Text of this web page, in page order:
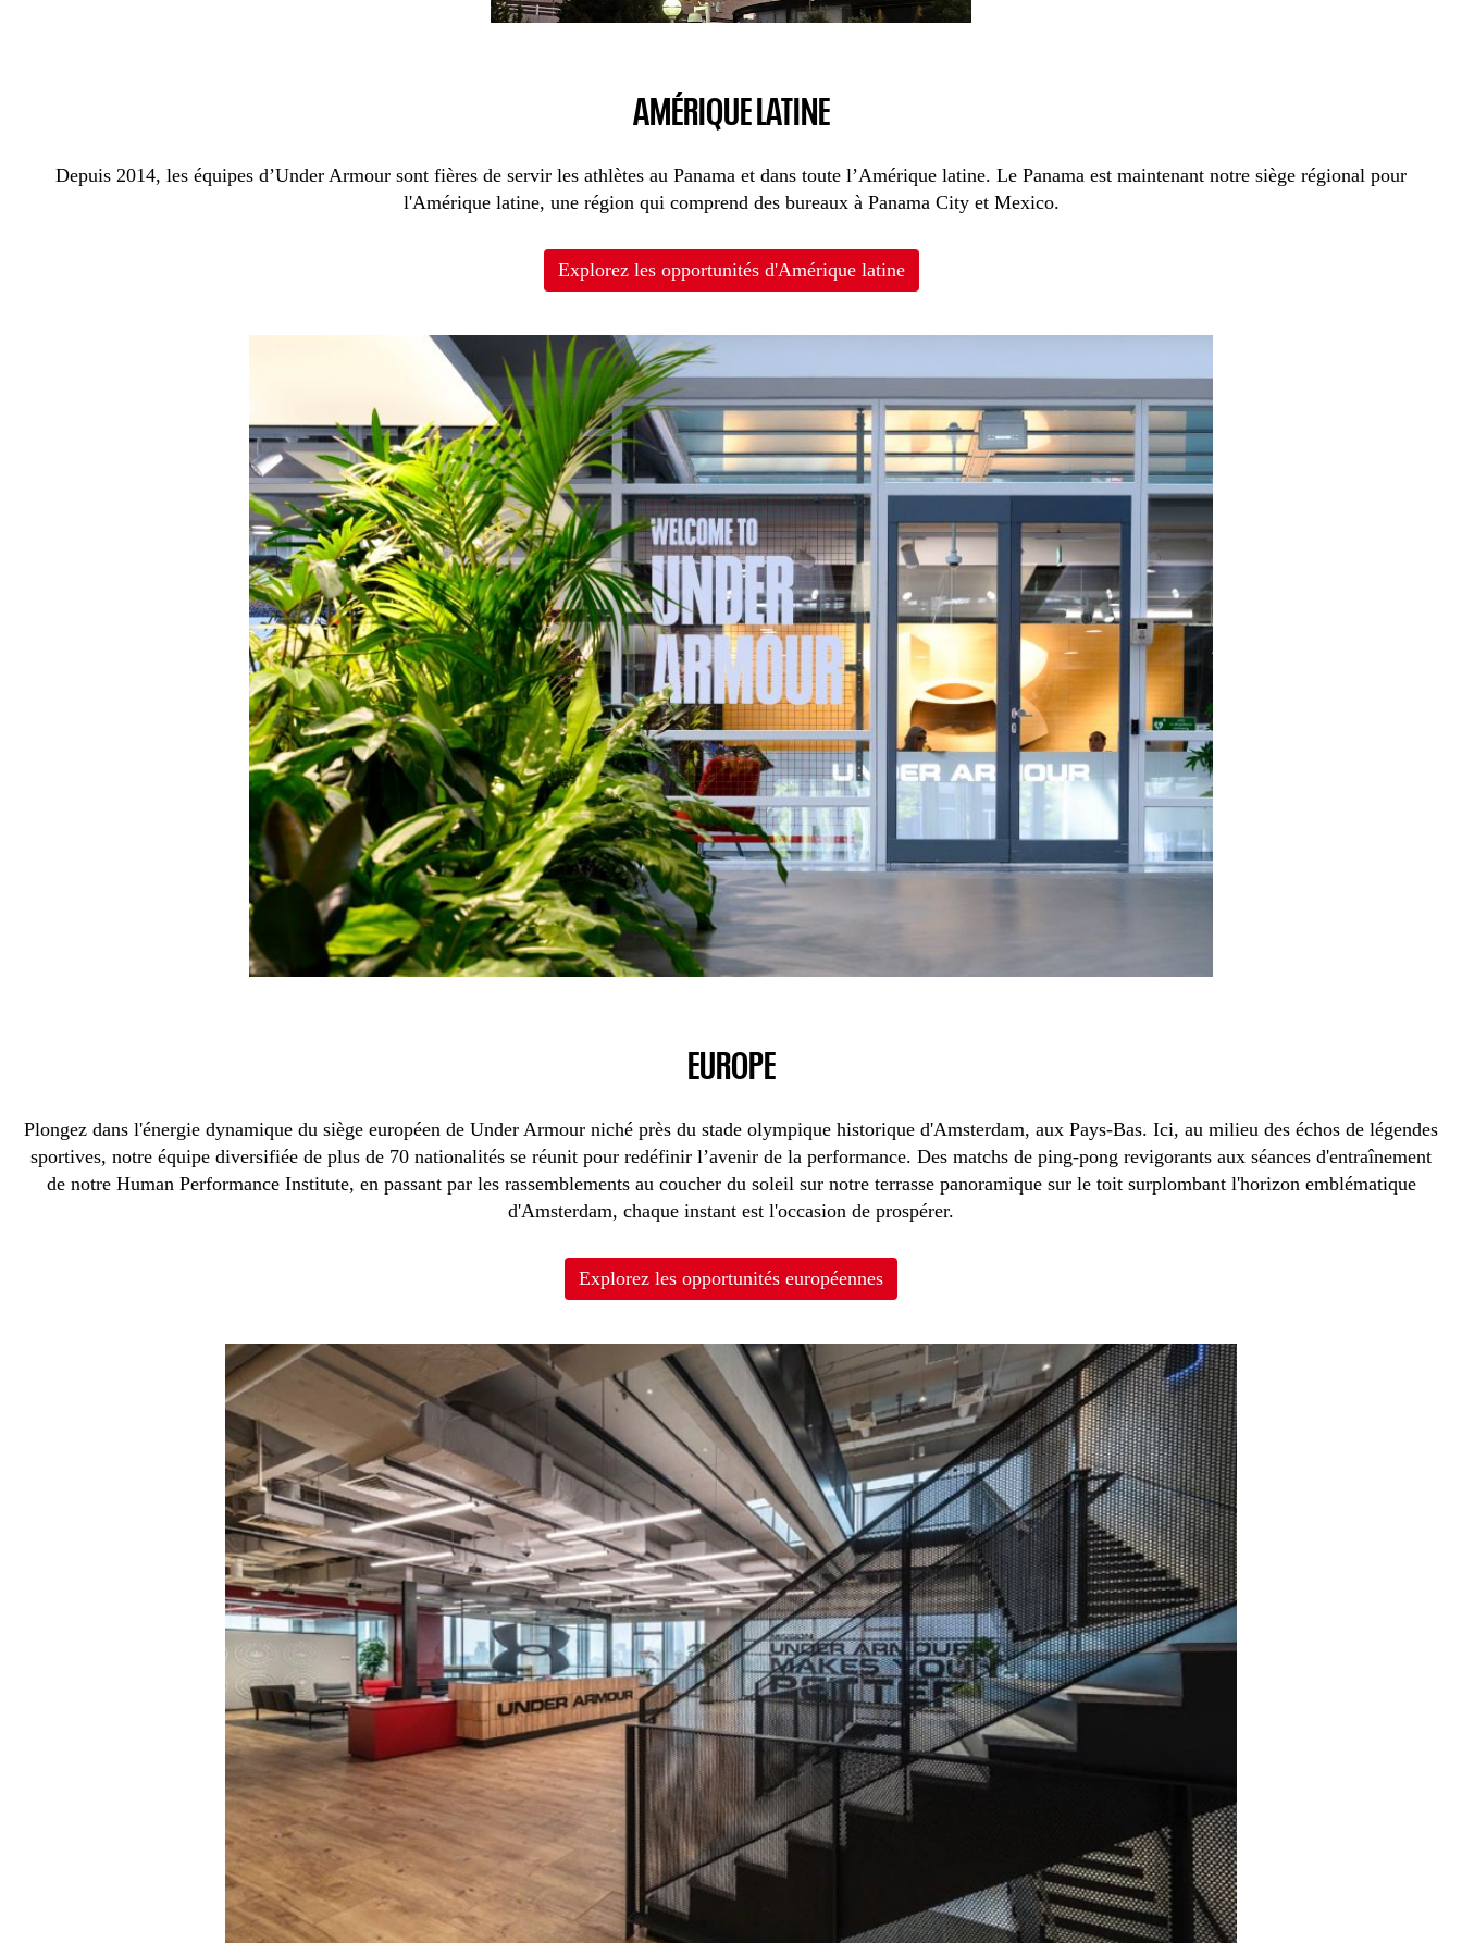
AMÉRIQUE LATINE
Depuis 2014, les équipes d’Under Armour sont fières de servir les athlètes au Panama et dans toute l’Amérique latine. Le Panama est maintenant notre siège régional pour
l'Amérique latine, une région qui comprend des bureaux à Panama City et Mexico.
Explorez les opportunités d'Amérique latine
EUROPE
Plongez dans l'énergie dynamique du siège européen de Under Armour niché près du stade olympique historique d'Amsterdam, aux Pays-Bas. Ici, au milieu des échos de légendes
sportives, notre équipe diversifiée de plus de 70 nationalités se réunit pour redéfinir l’avenir de la performance. Des matchs de ping-pong revigorants aux séances d'entraînement
de notre Human Performance Institute, en passant par les rassemblements au coucher du soleil sur notre terrasse panoramique sur le toit surplombant l'horizon emblématique
d'Amsterdam, chaque instant est l'occasion de prospérer.
Explorez les opportunités européennes